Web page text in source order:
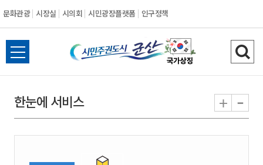
문화관광 시장실 시의회 시민광장플랫폼 인구정책
시
민
권
전
체
뉴
열
검
색
기
한눈에 서비스 + -